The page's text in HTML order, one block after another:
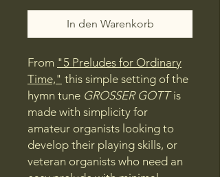
In den Warenkorb
From "5 Preludes for Ordinary
Time," this simple setting of the
hymn tune GROSSER GOTTis
made with simplicity for
amateur organists looking to
develop their playing skills, or
veteran organists who need an